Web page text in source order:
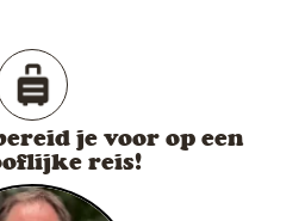
je voor op een
reis!